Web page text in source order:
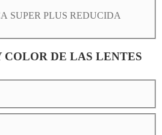
SUPER PLUS REDUCIDA
DE LAS LENTES